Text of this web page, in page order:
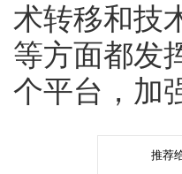
术转移和技
等方面都发
个平台，加
推荐